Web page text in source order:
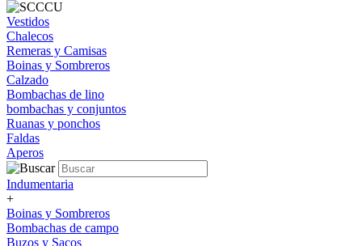
Vestidos
Chalecos
Remeras y Camisas
Boinas y Sombreros
Calzado
Bombachas de lino
bombachas y conjuntos
Ruanas y ponchos
Faldas
Aperos
Indumentaria
+
Boinas y Sombreros
Bombachas de campo
Buzos y Sacos